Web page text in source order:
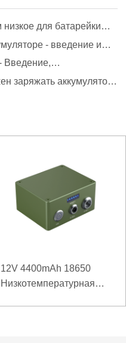
для батарейки
- введение и
Введение,
заряжать аккумулятор
12V 4400mAh 18650
Низкотемпературная